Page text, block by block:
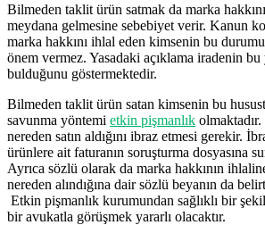
Bilmeden taklit ürün satmak da marka
meydana gelmesine sebebiyet verir. Kanun
marka hakkını ihlal eden kimsenin bu
önem vermez. Yasadaki açıklama iradenin
bulduğunu göstermektedir.
Bilmeden taklit ürün satan kimsenin bu
savunma yöntemi etkin pişmanlık
nereden satın aldığını ibraz etmesi gerekir.
ürünlere ait faturanın soruşturma dosyasına
Ayrıca sözlü olarak da marka hakkının
nereden alındığına dair sözlü beyanın da
Etkin pişmanlık kurumundan sağlıklı bir
bir avukatla görüşmek yararlı olacaktır.